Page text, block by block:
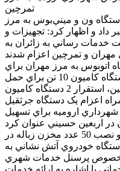
تمرچين
اروميه از اختصاص 100 دستگاه ون و ميني‌بوس به مرز
داد و اظهار کرد: تجهيزات و
خدمات رساني به زائران به
از اعزام 50 دستگاه اتوبوس به مرز مهران براي
تسهيل حمل‌ونقل زائران، اعزام 6 دستگاه کاميون 10 تن براي حمل
تجهيزات و ملزومات به مرز تمرچين، استقرار 2 دستگاه کاميون
اعزام يک دستگاه جرثقيل
اروميه براي تسهيل
شهردار اروميه با اشاره به تأمين و نصب 50 عدد مخزن زباله در
خودروي آتش نشاني به
مخصوص پرسنل خدمات شهري
با اشاره به ارائه خدمات